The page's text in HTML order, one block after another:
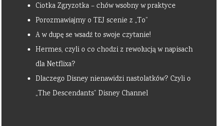
Ciotka Zgryzotka – chów wsobny w praktyce
Porozmawiajmy o TEJ scenie z „To”
A w dupę se wsadź to swoje czytanie!
Hermes, czyli o co chodzi z rewolucją w napisach
dla Netflixa?
Dlaczego Disney nienawidzi nastolatków? Czyli o
„The Descendants” Disney Channel